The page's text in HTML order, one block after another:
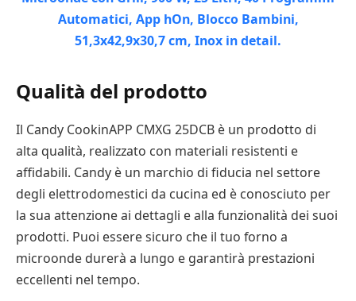
Qualità del prodotto
Il Candy CookinAPP CMXG 25DCB è un prodotto di
alta qualità, realizzato con materiali resistenti e
affidabili. Candy è un marchio di fiducia nel settore
degli elettrodomestici da cucina ed è conosciuto per
la sua attenzione ai dettagli e alla funzionalità dei suoi
prodotti. Puoi essere sicuro che il tuo forno a
microonde durerà a lungo e garantirà prestazioni
eccellenti nel tempo.